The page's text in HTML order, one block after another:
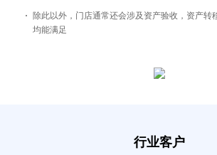
除此以外，门店通常还会涉及资产验收，资产转
均能满足
行业客户